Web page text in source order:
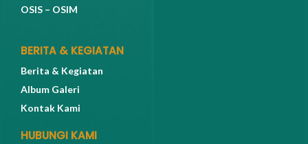
OSIS – OSIM
BERITA & KEGIATAN
Berita & Kegiatan
Album Galeri
Kontak Kami
HUBUNGI KAMI